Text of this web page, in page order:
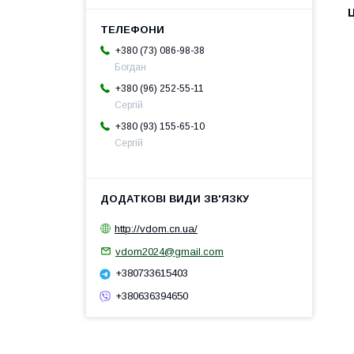
+380 (73) 086-98-38
Богдан
+380 (96) 252-55-11
Сергій
+380 (93) 155-65-10
Сергій
http://vdom.cn.ua/
vdom2024@gmail.com
+380733615403
+380636394650